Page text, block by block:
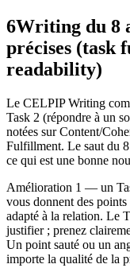
6Writing du 8
précises (task
readability)
Le CELPIP Writing
Task 2 (répondre à un
notées sur Content/
Fulfillment. Le saut du
ce qui est une bonne
Amélioration 1 — un
vous donnent des
adapté à la relation. Le
justifier ; prenez
Un point sauté ou un
importe la qualité de la